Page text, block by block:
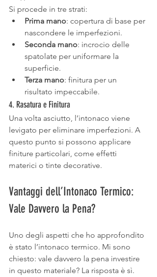
Si procede in tre strati:
Prima mano: copertura di base per
nascondere le imperfezioni.
Seconda mano: incrocio delle
spatolate per uniformare la
superficie.
Terza mano: finitura per un
risultato impeccabile.
4. Rasatura e Finitura
Una volta asciutto, l’intonaco viene
levigato per eliminare imperfezioni. A
questo punto si possono applicare
finiture particolari, come effetti
materici o tinte decorative.
Vantaggi dell’Intonaco Termico:
Vale Davvero la Pena?
Uno degli aspetti che ho approfondito
è stato l’intonaco termico. Mi sono
chiesto: vale davvero la pena investire
in questo materiale? La risposta è sì.